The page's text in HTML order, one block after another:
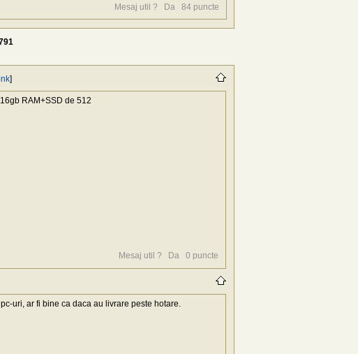
Mesaj util ? Da 84 puncte
]
RAM+SSD de 512
Mesaj util ? Da 0 puncte
uri, ar fi bine ca daca au livrare peste hotare.